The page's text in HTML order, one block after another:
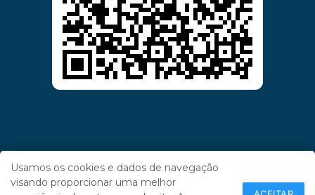
Usamos os cookies e dados de navegação
visando proporcionar uma melhor